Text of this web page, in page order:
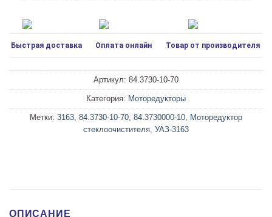
Быстрая доставка Оплата онлайн Товар от производителя
Артикул: 84.3730-10-70
Категория: Моторедукторы
Метки: 3163 84.3730-10-70 84.3730000-10
Моторедуктор
стеклоочистителя УАЗ-3163
ОПИСАНИЕ